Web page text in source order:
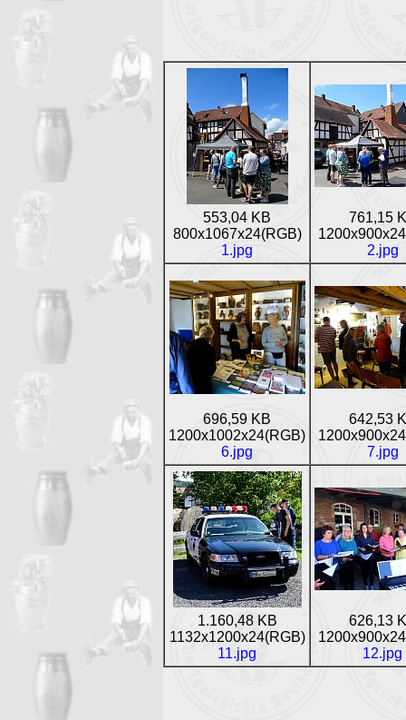
553,04 KB
800x1067x24(RGB)
1.jpg
761,15
2.jpg
696,59 KB
1200x1002x24(RGB)
6.jpg
642,53
7.jpg
1.160,48 KB
1132x1200x24(RGB)
11.jpg
626,13
12.jpg